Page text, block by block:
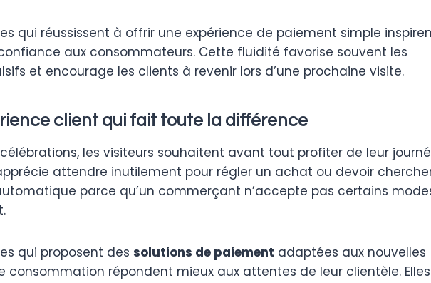
qui réussissent à offrir une expérience de paiement simple
aux consommateurs. Cette fluidité favorise souvent les
et encourage les clients à revenir lors d’une prochaine visite.
client qui fait toute la différence
les visiteurs souhaitent avant tout profiter de leur
attendre inutilement pour régler un achat ou devoir
parce qu’un commerçant n’accepte pas certains
qui proposent des solutions de paiement adaptées aux nouvelles
consommation répondent mieux aux attentes de leur clientèle. Elles